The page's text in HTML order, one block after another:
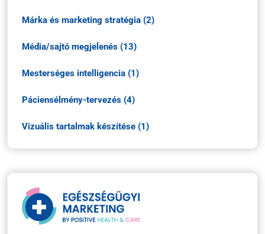
Márka és marketing stratégia (2)
Média/sajtó megjelenés (13)
Mesterséges intelligencia (1)
Páciensélmény-tervezés (4)
Vizuális tartalmak készítése (1)